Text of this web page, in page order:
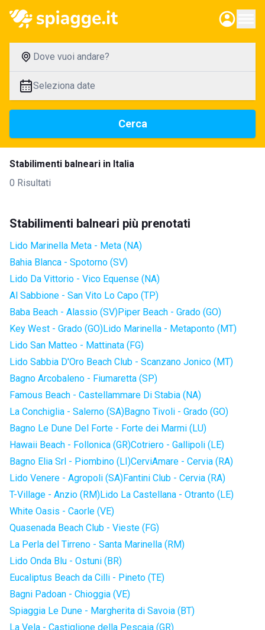
Dove vuoi andare?
Seleziona date
Cerca
Stabilimenti balneari in Italia
0 Risultati
Stabilimenti balneari più prenotati
Lido Marinella Meta - Meta (NA)
Bahia Blanca - Spotorno (SV)
Lido Da Vittorio - Vico Equense (NA)
Al Sabbione - San Vito Lo Capo (TP)
Baba Beach - Alassio (SV)Piper Beach - Grado (GO)
Key West - Grado (GO)Lido Marinella - Metaponto (MT)
Lido San Matteo - Mattinata (FG)
Lido Sabbia D'Oro Beach Club - Scanzano Jonico (MT)
Bagno Arcobaleno - Fiumaretta (SP)
Famous Beach - Castellammare Di Stabia (NA)
La Conchiglia - Salerno (SA)Bagno Tivoli - Grado (GO)
Bagno Le Dune Del Forte - Forte dei Marmi (LU)
Hawaii Beach - Follonica (GR)Cotriero - Gallipoli (LE)
Bagno Elia Srl - Piombino (LI)CerviAmare - Cervia (RA)
Lido Venere - Agropoli (SA)Fantini Club - Cervia (RA)
T-Village - Anzio (RM)Lido La Castellana - Otranto (LE)
White Oasis - Caorle (VE)
Quasenada Beach Club - Vieste (FG)
La Perla del Tirreno - Santa Marinella (RM)
Lido Onda Blu - Ostuni (BR)
Eucaliptus Beach da Cilli - Pineto (TE)
Bagni Padoan - Chioggia (VE)
Spiaggia Le Dune - Margherita di Savoia (BT)
La Vela - Castiglione della Pescaia (GR)